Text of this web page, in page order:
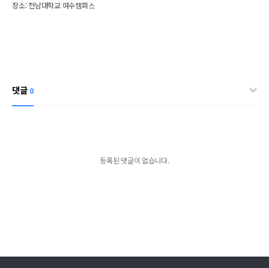
장소: 전남대학교 여수캠퍼스
댓글 0
등록된 댓글이 없습니다.